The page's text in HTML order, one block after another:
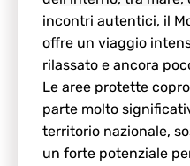
incontri autentici, il
offre un viaggio
rilassato e ancora
Le aree protette
parte molto
territorio nazionale,
un forte potenziale